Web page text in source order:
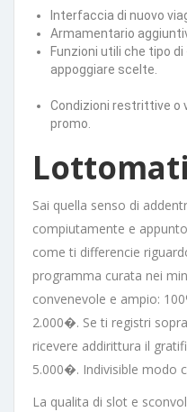
Interfaccia di nuovo
Armamentario
Funzioni utili che tipo
appoggiare scelte.
Condizioni restrittive o
promo.
Sai quella senso di
compiutamente e
come ti differencie
programma curata nei
convenevole e ampio:
2.000�. Se ti registri
ricevere addirittura il
5.000�. Indivisible modo
La qualita di slot e